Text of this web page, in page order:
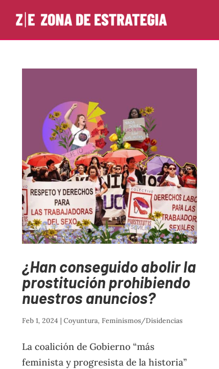
¿Han conseguido abolir la
prostitución prohibiendo
nuestros anuncios?
Feb 1, 2024 | Coyuntura, Feminismos/Disidencias
La coalición de Gobierno “más
feminista y progresista de la historia”